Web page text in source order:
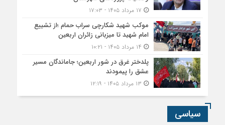
موکب شهید شکارچی سراب حمام ؛از تشییع
امام شهید تا میزبانی زائران اربعین
پلدختر غرق در شور اربعین؛ جاماندگان مسیر
عشق را پیمودند
سیاسی